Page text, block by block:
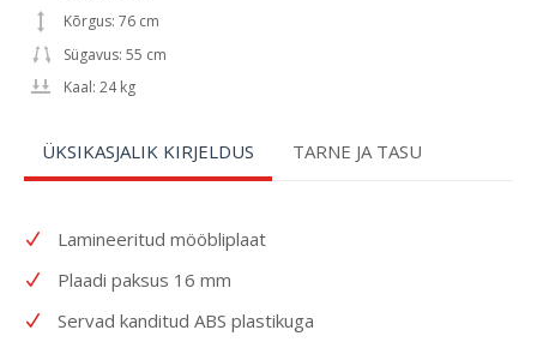
Kõrgus: 76 cm
Sügavus: 55 cm
Kaal: 24 kg
ÜKSIKASJALIK KIRJELDUS TARNE JA TASU
Lamineeritud mööbliplaat
Plaadi paksus 16 mm
Servad kanditud ABS plastikuga